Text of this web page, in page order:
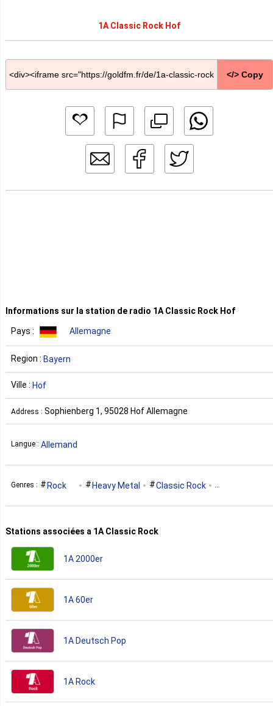
1A Classic Rock Hof
</> Copy
Informations sur la station de radio 1A Classic Rock Hof
Pays : Allemagne
Region : Bayern
Ville : Hof
Address : Sophienberg 1, 95028 Hof Allemagne
Langue : Allemand
Genres : Rock Heavy Metal Classic Rock
Stations associées a 1A Classic Rock
1A 2000er
1A 60er
1A Deutsch Pop
1A Rock